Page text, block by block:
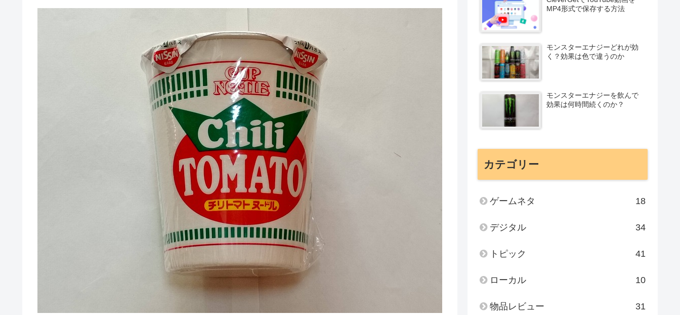
MP4形式で保存する方法
モンスターエナジーどれが効
く？効果は色で違うのか
モンスターエナジーを飲んで
効果は何時間続くのか？
カテゴリー
ゲームネタ 18
デジタル 34
トピック 41
ローカル 10
物品レビュー 31